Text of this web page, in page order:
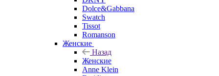
Dolce&Gabbana
Swatch
Tissot
Romanson
Женские
Назад
Женские
Anne Klein